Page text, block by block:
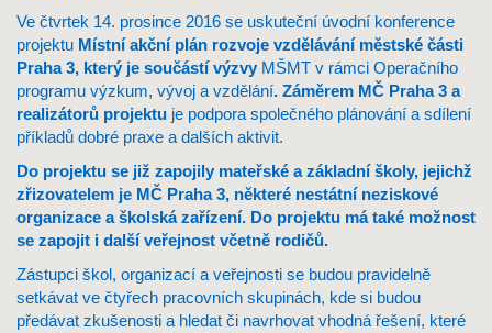
Ve čtvrtek 14. prosince 2016 se uskuteční úvodní konference
projektu Místní akční plán rozvoje vzdělávání městské části
Praha 3, který je součástí výzvy MŠMT v rámci Operačního
programu výzkum, vývoj a vzdělání. Záměrem MČ Praha 3 a
realizátorů projektu je podpora společného plánování a sdílení
příkladů dobré praxe a dalších aktivit.
Do projektu se již zapojily mateřské a základní školy, jejichž
zřizovatelem je MČ Praha 3, některé nestátní neziskové
organizace a školská zařízení. Do projektu má také možnost
se zapojit i další veřejnost včetně rodičů.
Zástupci škol, organizací a veřejnosti se budou pravidelně
setkávat ve čtyřech pracovních skupinách, kde si budou
předávat zkušenosti a hledat či navrhovat vhodná řešení, které